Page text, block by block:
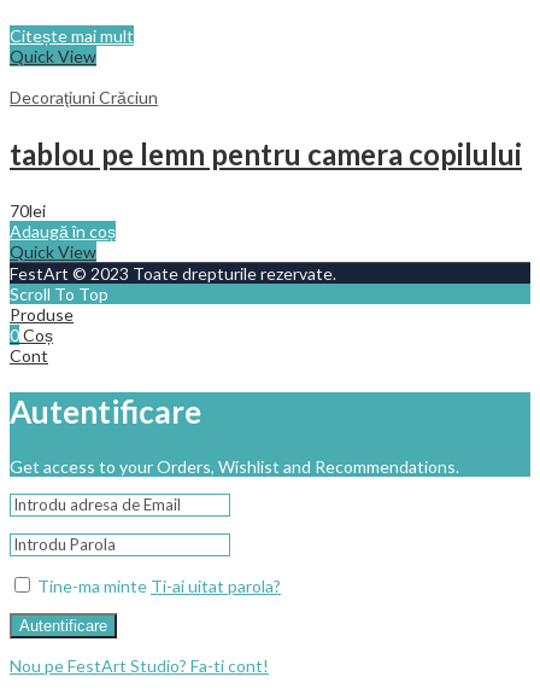
Citește mai mult
Quick View
Decoraţiuni Crăciun
tablou pe lemn pentru camera copilului
70lei
Adaugă în coș
Quick View
FestArt © 2023 Toate drepturile rezervate.
Scroll To Top
Produse
0Coș
Cont
Autentificare
Get access to your Orders, Wishlist and Recommendations.
Tine-ma minte Ti-ai uitat parola?
Autentificare
Nou pe FestArt Studio? Fa-ti cont!